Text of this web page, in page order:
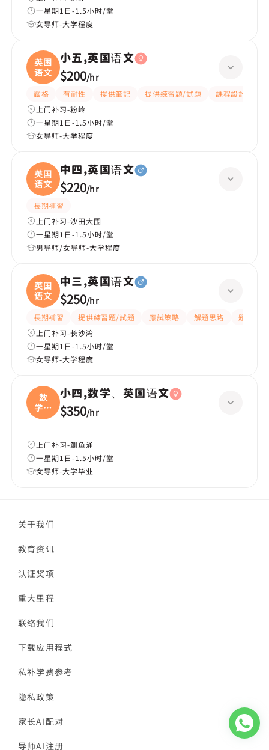
一星期1日-1.5小时/堂
女导师-大学程度
英国
语文
小五,英国语文
$200/hr
嚴格 有耐性 提供筆記 提供練習題/試題 課程設計
上门补习-粉岭
一星期1日-1.5小时/堂
女导师-大学程度
英国
语文
中四,英国语文
$220/hr
長期補習
上门补习-沙田大围
一星期1日-1.5小时/堂
男导师/女导师-大学程度
英国
语文
中三,英国语文
$250/hr
長期補習 提供練習題/試題 應試策略 解題思路
題目講解
上门补习-长沙湾
一星期1日-1.5小时/堂
女导师-大学程度
数
学、
英国
小四,数学、英国语文
$350/hr
上门补习-鰂鱼涌
一星期1日-1.5小时/堂
女导师-大学毕业
关于我们
教育资讯
认证奖项
重大里程
联络我们
下载应用程式
私补学费参考
隐私政策
家长AI配对
导师AI注册